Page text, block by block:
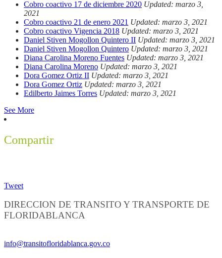
Cobro coactivo 17 de diciembre 2020 Updated: marzo 3,
2021
Cobro coactivo 21 de enero 2021 Updated: marzo 3, 2021
Cobro coactivo Vigencia 2018 Updated: marzo 3, 2021
Daniel Stiven Mogollon Quintero II Updated: marzo 3, 2021
Daniel Stiven Mogollon Quintero Updated: marzo 3, 2021
Diana Carolina Moreno Fuentes Updated: marzo 3, 2021
Diana Carolina Moreno Updated: marzo 3, 2021
Dora Gomez Ortiz II Updated: marzo 3, 2021
Dora Gomez Ortiz Updated: marzo 3, 2021
Edilberto Jaimes Torres Updated: marzo 3, 2021
See More
Compartir
Tweet
DIRECCION DE TRANSITO Y TRANSPORTE DE
FLORIDABLANCA
info@transitofloridablanca.gov.co